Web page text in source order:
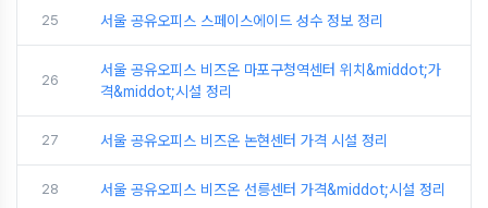
25 서울 공유오피스 스페이스에이드 성수 정보 정리
26
서울 공유오피스 비즈온 마포구청역센터 위치&middot;가
격&middot;시설 정리
27 서울 공유오피스 비즈온 논현센터 가격 시설 정리
28 서울 공유오피스 비즈온 선릉센터 가격&middot;시설 정리